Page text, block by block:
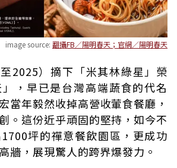
image source: 翻攝FB／陽明春天；官網／陽明春天
2025）摘下「米其林綠星」榮
，早已是台灣高端蔬食的代名
當年毅然收掉高營收葷食餐廳，
。這份近乎頑固的堅持，如今不
坪的禪意餐飲園區，更成功
牆，展現驚人的跨界爆發力。